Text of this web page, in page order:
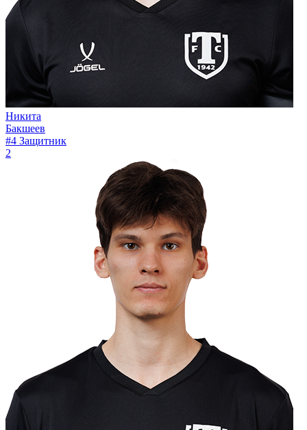
Никита
Бакшеев
#4 Защитник
2